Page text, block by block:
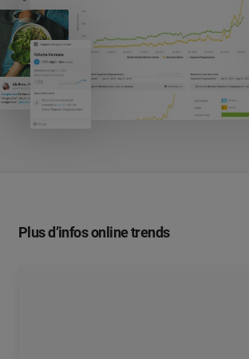
Plus d’infos online trends